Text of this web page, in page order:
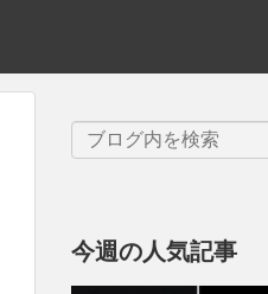
今週の人気記事